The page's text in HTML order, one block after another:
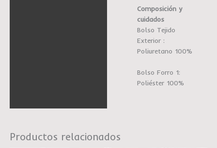
Composición y
cuidados
Bolso Tejido
Exterior :
Poliuretano 100%
Bolso Forro 1:
Poliéster 100%
Productos relacionados